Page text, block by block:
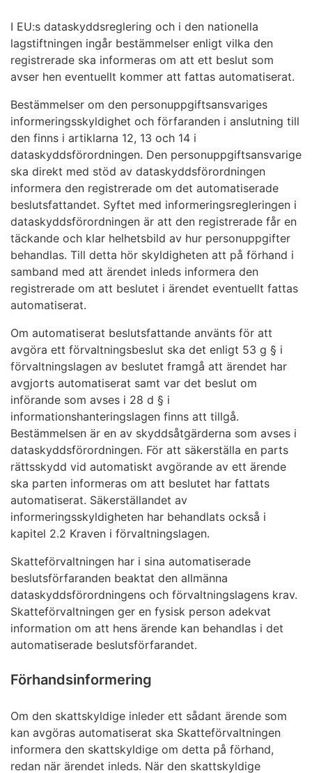
I EU:s dataskyddsreglering och i den nationella
lagstiftningen ingår bestämmelser enligt vilka den
registrerade ska informeras om att ett beslut som
avser hen eventuellt kommer att fattas automatiserat.
Bestämmelser om den personuppgiftsansvariges
informeringsskyldighet och förfaranden i anslutning till
den finns i artiklarna 12, 13 och 14 i
dataskyddsförordningen. Den personuppgiftsansvarige
ska direkt med stöd av dataskyddsförordningen
informera den registrerade om det automatiserade
beslutsfattandet. Syftet med informeringsregleringen i
dataskyddsförordningen är att den registrerade får en
täckande och klar helhetsbild av hur personuppgifter
behandlas. Till detta hör skyldigheten att på förhand i
samband med att ärendet inleds informera den
registrerade om att beslutet i ärendet eventuellt fattas
automatiserat.
Om automatiserat beslutsfattande använts för att
avgöra ett förvaltningsbeslut ska det enligt 53 g § i
förvaltningslagen av beslutet framgå att ärendet har
avgjorts automatiserat samt var det beslut om
införande som avses i 28 d § i
informationshanteringslagen finns att tillgå.
Bestämmelsen är en av skyddsåtgärderna som avses i
dataskyddsförordningen. För att säkerställa en parts
rättsskydd vid automatiskt avgörande av ett ärende
ska parten informeras om att beslutet har fattats
automatiserat. Säkerställandet av
informeringsskyldigheten har behandlats också i
kapitel 2.2 Kraven i förvaltningslagen.
Skatteförvaltningen har i sina automatiserade
beslutsförfaranden beaktat den allmänna
dataskyddsförordningens och förvaltningslagens krav.
Skatteförvaltningen ger en fysisk person adekvat
information om att hens ärende kan behandlas i det
automatiserade beslutsförfarandet.
Förhandsinformering
Om den skattskyldige inleder ett sådant ärende som
kan avgöras automatiserat ska Skatteförvaltningen
informera den skattskyldige om detta på förhand,
redan när ärendet inleds. När den skattskyldige